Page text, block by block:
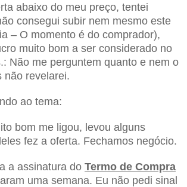
abaixo do meu preço, tentei
consegui subir nem mesmo este
– O momento é do comprador),
muito bom a ser considerado no
Não me perguntem quanto e nem o
não revelarei.
ao tema:
bom me ligou, levou alguns
fez a oferta. Fechamos negócio.
a assinatura do Termo de Compra
uma semana. Eu não pedi sinal